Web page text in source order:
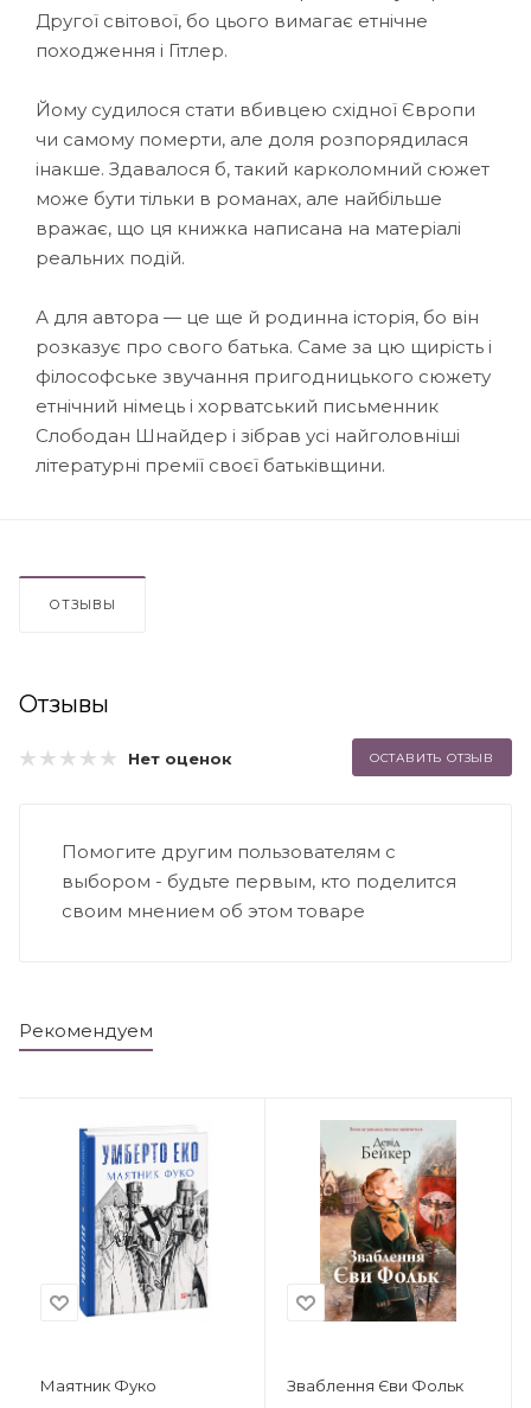
Другої світової, бо цього вимагає етнічне
походження і Гітлер.
Йому судилося стати вбивцею східної Європи
чи самому померти, але доля розпорядилася
інакше. Здавалося б, такий карколомний сюжет
може бути тільки в романах, але найбільше
вражає, що ця книжка написана на матеріалі
реальних подій.
А для автора — це ще й родинна історія, бо він
розказує про свого батька. Саме за цю щирість і
філософське звучання пригодницького сюжету
етнічний німець і хорватський письменник
Слободан Шнайдер і зібрав усі найголовніші
літературні премії своєї батьківщини.
ОТЗЫВЫ
Отзывы
Нет оценок ОСТАВИТЬ ОТЗЫВ
Помогите другим пользователям с
выбором - будьте первым, кто поделится
своим мнением об этом товаре
Рекомендуем
Маятник Фуко Зваблення Єви Фольк